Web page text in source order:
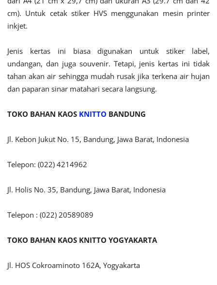
cm). Untuk cetak stiker HVS menggunakan mesin printer
inkjet.
Jenis kertas ini biasa digunakan untuk stiker label,
undangan, dan juga souvenir. Tetapi, jenis kertas ini tidak
tahan akan air sehingga mudah rusak jika terkena air hujan
dan paparan sinar matahari secara langsung.
TOKO BAHAN KAOS KNITTO BANDUNG
Jl. Kebon Jukut No. 15, Bandung, Jawa Barat, Indonesia
Telepon: (022) 4214962
Jl. Holis No. 35, Bandung, Jawa Barat, Indonesia
Telepon : (022) 20589089
TOKO BAHAN KAOS KNITTO YOGYAKARTA
Jl. HOS Cokroaminoto 162A, Yogyakarta